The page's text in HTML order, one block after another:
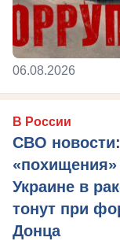
06.08.2026
В России
СВО
«похищения»
Украине в
тонут при
Донца